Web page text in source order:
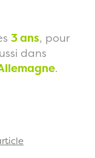
3 ans, pour
dans
.